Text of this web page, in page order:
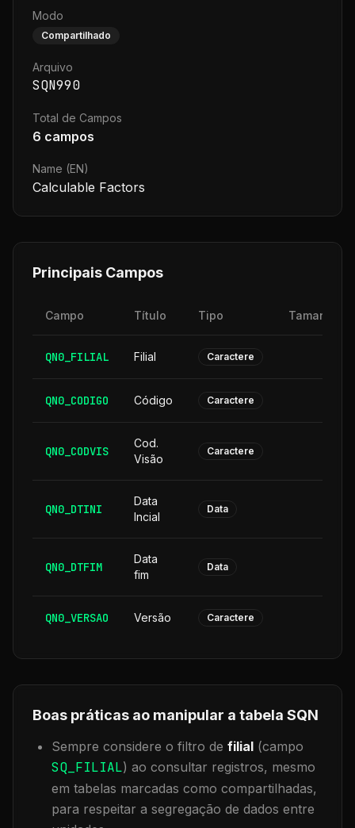
Modo
Compartilhado
Arquivo
SQN990
Total de Campos
6 campos
Name (EN)
Calculable Factors
Principais Campos
Campo Título Tipo Tamanho
QN0_FILIAL Filial Caractere
QN0_CODIGO Código Caractere
QN0_CODVIS
Cod.
Visão
Caractere
QN0_DTINI
Data
Incial
Data
QN0_DTFIM
Data
fim
Data
QN0_VERSAO Versão Caractere
Boas práticas ao manipular a tabela SQN
Sempre considere o filtro de filial (campo
SQ_FILIAL) ao consultar registros, mesmo
em tabelas marcadas como compartilhadas,
para respeitar a segregação de dados entre